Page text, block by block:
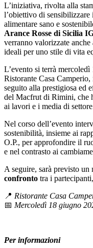
L’iniziativa, rivolta alla
l’obiettivo di
alimentare sano e
Arance Rosse di Sicilia
verranno valorizzate
ideali per uno stile di vita
L’evento si terrà
Ristorante Casa
seguito alla prestigiosa ed
del Macfrut di Rimini, che
ai lavori e i media di
Nel corso dell’evento
sostenibilità, insieme ai
O.P., per approfondire il
e nel contrasto ai
A seguire, sarà previsto un
confronto tra i
📍 Ristorante Casa
📅 Mercoledì 18 giugno
Per informazioni